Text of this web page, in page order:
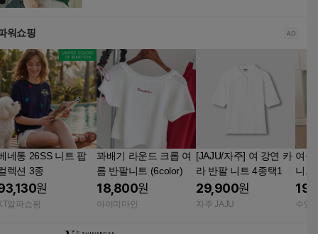
워쇼핑
네통 26SS 니트 팝
렉션 3종
원
알파쇼핑
꽈배기 라운드 크롭 여
름 반팔니트 (6color)
18,800원
아이미마인
[JAJU/자주] 여 강연 카
라 반팔 니트 4종택1
29,900원
자주 JAJU
여성
니트
수엠